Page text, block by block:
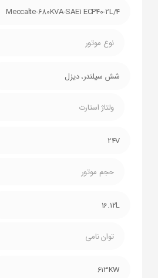
Meccalte-680KVA-SAE1 ECP40-2L/4
نوع موتور
شش سیلندر، دیزل
ولتاژ استارت
24V
حجم موتور
16.12L
توان نامی
613KW